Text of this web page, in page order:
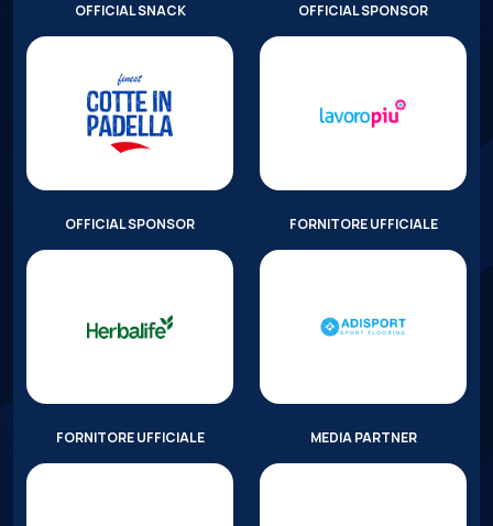
OFFICIAL SNACK OFFICIAL SPONSOR
OFFICIAL SPONSOR FORNITORE UFFICIALE
FORNITORE UFFICIALE MEDIA PARTNER